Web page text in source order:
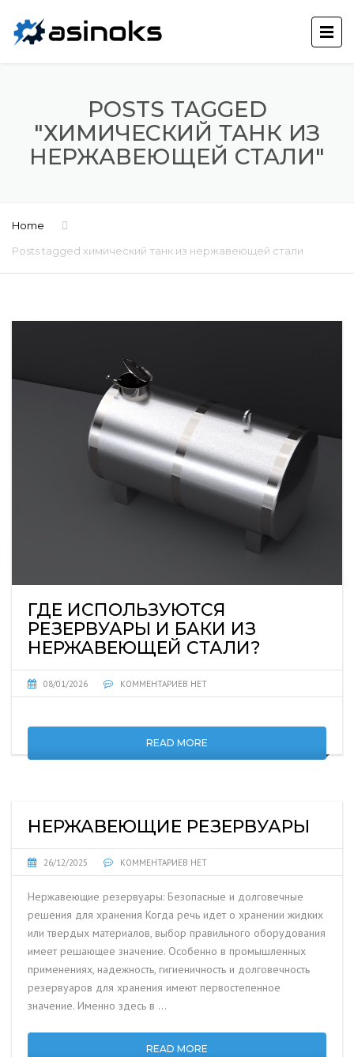
POSTS TAGGED
"ХИМИЧЕСКИЙ ТАНК ИЗ
НЕРЖАВЕЮЩЕЙ СТАЛИ"
Home
Posts tagged химический танк из нержавеющей стали
ГДЕ ИСПОЛЬЗУЮТСЯ
РЕЗЕРВУАРЫ И БАКИ ИЗ
НЕРЖАВЕЮЩЕЙ СТАЛИ?
08/01/2026 КОММЕНТАРИЕВ НЕТ
READ MORE
НЕРЖАВЕЮЩИЕ РЕЗЕРВУАРЫ
26/12/2025 КОММЕНТАРИЕВ НЕТ
Нержавеющие резервуары: Безопасные и долговечные
решения для хранения Когда речь идет о хранении жидких
или твердых материалов, выбор правильного оборудования
имеет решающее значение. Особенно в промышленных
применениях, надежность, гигиеничность и долговечность
резервуаров для хранения имеют первостепенное
значение. Именно здесь в …
READ MORE